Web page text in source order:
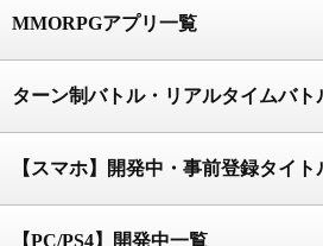
MMORPGアプリ一覧
ターン制バトル・リアルタイムバト
【スマホ】開発中・事前登録タイト
【PC/PS4】開発中一覧